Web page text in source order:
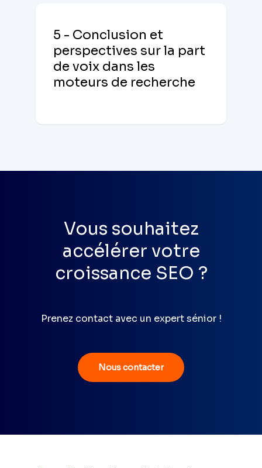
5 - Conclusion et
perspectives sur la part
de voix dans les
moteurs de recherche
Vous souhaitez
accélérer votre
croissance SEO ?
Prenez contact avec un expert sénior !
Nous contacter